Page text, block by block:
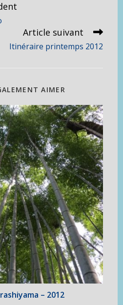
Article suivant
Itinéraire printemps 2012
AIMER
– 2012